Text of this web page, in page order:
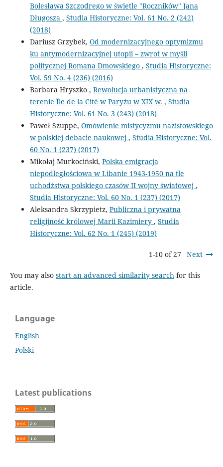
Bolesława Szczodrego w świetle "Roczników" Jana
Długosza , Studia Historyczne: Vol. 61 No. 2 (242)
(2018)
Dariusz Grzybek, Od modernizacyjnego optymizmu
ku antymodernizacyjnej utopii – zwrot w myśli
politycznej Romana Dmowskiego , Studia Historyczne:
Vol. 59 No. 4 (236) (2016)
Barbara Hryszko , Rewolucja urbanistyczna na
terenie Île de la Cité w Paryżu w XIX w. , Studia
Historyczne: Vol. 61 No. 3 (243) (2018)
Paweł Szuppe, Omówienie mistycyzmu nazistowskiego
w polskiej debacie naukowej , Studia Historyczne: Vol.
60 No. 1 (237) (2017)
Mikołaj Murkociński, Polska emigracja
niepodległościowa w Libanie 1943-1950 na tle
uchodźstwa polskiego czasów II wojny światowej ,
Studia Historyczne: Vol. 60 No. 1 (237) (2017)
Aleksandra Skrzypietz, Publiczna i prywatna
religijność królowej Marii Kazimiery , Studia
Historyczne: Vol. 62 No. 1 (245) (2019)
1-10 of 27 Next
You may also start an advanced similarity search for this
article.
Language
English
Polski
Latest publications